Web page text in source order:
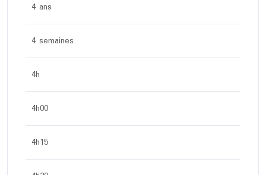
4 ans
4 semaines
4h
4h00
4h15